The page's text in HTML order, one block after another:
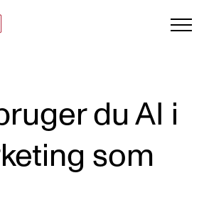
du AI i
som